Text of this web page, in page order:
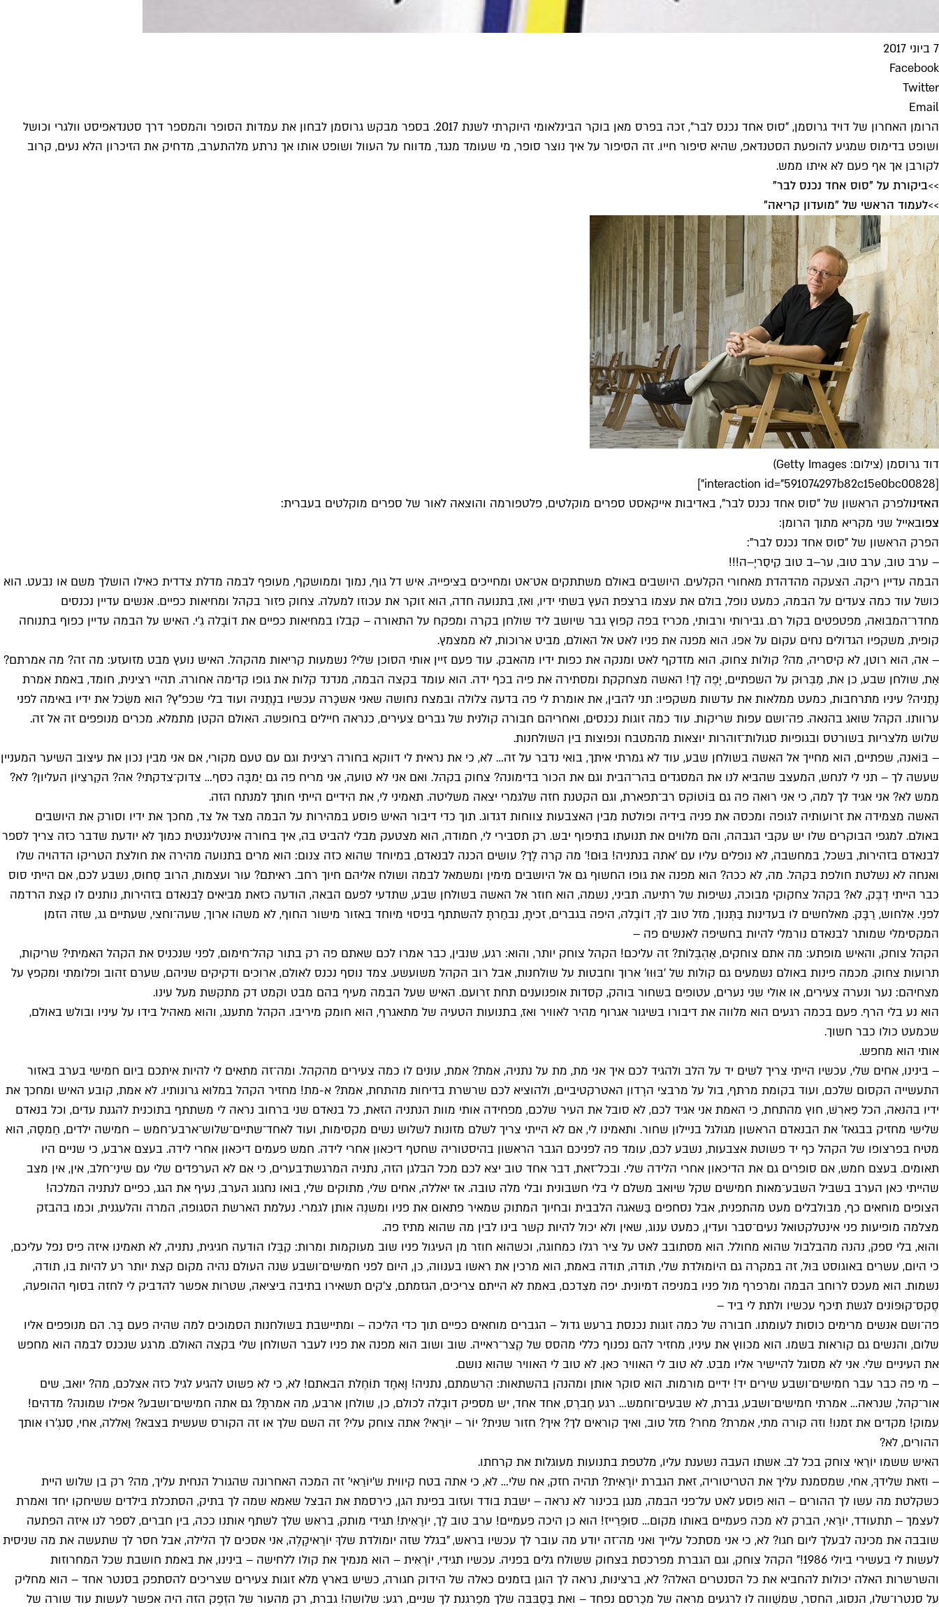
7 ביוני 2017
Facebook
Twitter
Email
הרומן האחרון של דויד גרוסמן, "סוס אחד נכנס לבר", זכה בפרס מאן בוקר הבינלאומי היוקרתי לשנת 2017. בספר מבקש גרוסמן לבחון את עמדות הסופר והמספר דרך סטנדאפיסט וולגרי וכושל
ושופט בדימוס שמגיע להופעת הסטנדאפ, שהיא סיפור חייו. זה הסיפור על איך נוצר סופר, מי שעומד מנגד, מדווח על העוול ושופט אותו אך נרתע מלהתערב, מדחיק את הזיכרון הלא נעים, קרוב
לקורבן אך אף פעם לא איתו ממש.
>>ביקורת על "סוס אחד נכנס לבר"
>
>לעמוד הראשי של "מועדון קריאה"
דוד גרוסמן (צילום: Getty Images)
[interaction id="591074297b82c15e0bc00828"]
האזינולפרק הראשון של "סוס אחד נכנס לבר", באדיבות אייקאסט ספרים מוקלטים, פלטפורמה והוצאה לאור של ספרים מוקלטים בעברית:
צפובאייל שני מקריא מתוך הרומן:
הפרק הראשון של "סוס אחד נכנס לבר":
– ערב טוב, ערב טוב, ער–ב טוב קֵיסַריָ–ה!!!
הבמה עדיין ריקה. הצעקה מהדהדת מאחורי הקלעים. היושבים באולם משתתקים אט־אט ומחייכים בציפייה. איש דל גוף, נמוך וממושקף, מעופף לבמה מדלת צדדית כאילו הושלך משם או נבעט. הוא
כושל עוד כמה צעדים על הבמה, כמעט נופל, בולם את עצמו ברצפת העץ בשתי ידיו, ואז, בתנועה חדה, הוא זוקר את עכוזו למעלה. צחוק פזור בקהל ומחיאות כפיים. אנשים עדיין נכנסים
מחדר־המבואה, מפטפטים בקול רם. גבירותי ורבותי, מכריז בפה קפוץ גבר שיושב ליד שולחן בקרה ומפקח על התאורה – קבלו במחיאות כפיים את דוֹבָלה גִ'י. האיש על הבמה עדיין כפוף בתנוחה
קופית, משקפיו הגדולים נחים עקום על אפו. הוא מפנה את פניו לאט אל האולם, מביט ארוכות, לא ממצמץ.
– אה, הוא רוטן, לא קיסריה, מה? קולות צחוק. הוא מזדקף לאט ומנקה את כפות ידיו מהאבק. עוד פעם זיין אותי הסוכן שלי? נשמעות קריאות מהקהל. האיש נועץ מבט מזועזע: מה זה? מה אמרתם?
אַת, שולחן שבע, כן את, מַבְּרוּק על השפתיים, יָפֶה לָך! האשה מצחקקת ומסתירה את פיה בכף ידה. הוא עומד בקצה הבמה, מנדנד קלות את גופו קדימה אחורה. תהיי רצינית, חומד, באמת אמרת
נָתַניה? עיניו מתרחבות, כמעט ממלאות את עדשות משקפיו: תני להבין, את אומרת לי פה בדעה צלולה ובמצח נחושה שאני אשכָּרה עכשיו בנָתַניה ועוד בלי שכפ"ץ? הוא משַׂכל את ידיו באימה לפני
ערוותו. הקהל שואג בהנאה. פה־ושם עפות שריקות. עוד כמה זוגות נכנסים, ואחריהם חבורה קולנית של גברים צעירים, כנראה חיילים בחופשה. האולם הקטן מתמלא. מכרים מנופפים זה אל זה.
שלוש מלצריות בשורטס ובגופיות סגולות־זוהרות יוצאות מהמטבח ונפוצות בין השולחנות.
– בּוֹאנה, שפתיים, הוא מחייך אל האשה בשולחן שבע, עוד לא גמרתי איתך, בואי נדבר על זה… לא, כי את נראית לי דווקא בחורה רצינית וגם עם טעם מקורי, אם אני מבין נכון את עיצוב השיער המעניין
שעשה לך – תני לי לנחש, המעצב שהביא לנו את המסגדים בהר־הבית וגם את הכור בדימונה? צחוק בקהל. ואם אני לא טועה, אני מריח פה גם יַמבָּה כסף… צדוק־צדקתי? אה? הקַרצִיוֹן העליון? לא?
ממש לא? אני אגיד לך למה, כי אני רואה פה גם בּוֹטוֹקס רב־תפארת, וגם הקטנת חזה שלגמרי יצאה משליטה. תאמיני לי, את הידיים הייתי חותך למנתח הזה.
האשה מצמידה את זרועותיה לגופה ומכסה את פניה בידיה ופולטת מבין האצבעות צווחות דגדוג. תוך כדי דיבור האיש פוסע במהירות על הבמה מצד אל צד, מחכך את ידיו וסורק את היושבים
באולם. למגפי הבוקרים שלו יש עקבי הגבהה, והם מלווים את תנועתו בתיפוף יבש. רק תסבירי לי, חמודה, הוא מצטעק מבלי להביט בה, איך בחורה אינטליגנטית כמוך לא יודעת שדבר כזה צריך לספר
לבנאדם בזהירות, בשכל, במחשבה, לא נופלים עליו עם 'אתה בנתניה! בּוּם!' מה קרה לָך? עושים הכנה לבנאדם, במיוחד שהוא כזה צנום: הוא מרים בתנועה מהירה את חולצת הטריקו הדהויה שלו
ואנחה לא נשלטת חולפת בקהל. מה, לא ככה? הוא מפנה את גופו החשוף גם אל היושבים מימין ומשמאל לבמה ושולח אליהם חיוך רחב. ראיתם? עור ועצמות, הרוב סְחוּס, נשבע לכם, אם הייתי סוס
כבר הייתי דֶבֶק, לא? בקהל צחקוקי מבוכה, נשיפות של רתיעה. תביני, נשמה, הוא חוזר אל האשה בשולחן שבע, שתדעי לפעם הבאה, הודעה כזאת מביאים לַבנאדם בזהירות, נותנים לו קצת הרדמה
לפנֵי. אִלחוש, רַבָּק. מאלחשים לו בעדינות בַּתְּנוך, מזל טוב לךָ, דוֹבָלה, היפה בגברים, זכיתָ, נבחַרתָּ להשתתף בניסוי מיוחד באזור מישור החוף, לא משהו ארוך, שעה־וחצי, שעתיים גג, שזה הזמן
המקסימלי שמותר לבנאדם נורמלי להיות בחשיפה לאנשים פה –
הקהל צוחק, והאיש מופתע: מה אתם צוחקים, אַהְבְּלוֹת? זה עליכם! הקהל צוחק יותר, והוא: רגע, שנבין, כבר אמרו לכם שאתם פה רק בתור קהל־חימום, לפני שנכניס את הקהל האמיתי? שריקות,
תרועות צחוק. מכמה פינות באולם נשמעים גם קולות של 'בּוּוּוּ' ארוך וחבטות על שולחנות, אבל רוב הקהל משועשע. צמד נוסף נכנס לאולם, ארוכים ודקיקים שניהם, שערם זהוב ופלומתי ומקפץ על
מצחיהם: נער ונערה צעירים, או אולי שני נערים, עטופים בשחור בוהק, קסדות אופנוענים תחת זרועם. האיש שעל הבמה מעיף בהם מבט וקמט דק מתקשת מעל עינו.
הוא נע בלי הרף. פעם בכמה רגעים הוא מלווה את דיבורו בשיגור אגרוף מהיר לאוויר ואז, בתנועות הטעיה של מתאגרף, הוא חומק מיריבו. הקהל מתענג, והוא מאהיל בידו על עיניו ובולש באולם,
שכמעט כולו כבר חשוך.
אותי הוא מחפש.
– בינינו, אחים שלי, עכשיו הייתי צריך לשים יד על הלב ולהגיד לכם איך אני מת, מת על נתניה, אמת? אמת, עונים לו כמה צעירים מהקהל. ומה־זה מתאים לי להיות איתכם ביום חמישי בערב באזור
התעשייה הקסום שלכם, ועוד בקומת מרתף, בול על מרבצי הרָדון האטרקטיביים, ולהוציא לכם שרשרת בדיחות מהתחת, אמת? א-מת! מחזיר הקהל במלוא גרונותיו. לא אמת, קובע האיש ומחכך את
ידיו בהנאה, הכל פַארְשׁ, חוץ מהתחת, כי האמת אני אגיד לכם, לא סובל את העיר שלכם, מפחידה אותי מוות הנתניה הזאת, כל בנאדם שני ברחוב נראה לי משתתף בתוכנית להגנת עדים, וכל בנאדם
שלישי מחזיק בבגאז' את הבנאדם הראשון מגולגל בניילון שחור. ותאמינו לי, אם לא הייתי צריך לשלם מזונות לשלוש נשים מקסימות, ועוד לאחד־שתיים־שלוש־ארבע־חמש – חמישה ילדים, חַמסָה, הוא
מטיח בפרצופו של הקהל כף יד פשוטת אצבעות, נשבע לכם, עומד פה לפניכם הגבר הראשון בהיסטוריה שחטף דיכאון אחרי לידה. חמש פעמים דיכאון אחרי לידה. בעצם ארבע, כי שניים היו
תאומים. בעצם חמש, אם סופרים גם את הדיכאון אחרי הלידה שלי. ובכל־זאת, דבר אחד טוב יצא לכם מכל הבלגן הזה, נתניה המרגשת־בערים, כי אִם לא הערפדים שלי עם שינֵי־חלב, אין, אין מצב
שהייתי כאן הערב בשביל השבע־מאות חמישים שקל שיואב משלם לי בלי חשבונית ובלי מלה טובה. אז יאללה, אחים שלי, מתוקים שלי, בואו נחגוג הערב, נעיף את הגג, כפיים לנתניה המלכה!
הצופים מוחאים כף, מבולבלים מעט מהתפנית, אבל נסחפים בַּשאגה הלבבית ובחיוך המתוק שמאיר פתאום את פניו ומשנֶה אותן לגמרי. נעלמת הארשת הסגופה, המרה והלעגנית, וכמו בהבזק
מצלמה מופיעות פני אינטלקטואל נעים־סבר ועדין, כמעט ענוג, שאין ולא יכול להיות קשר בינו לבין מה שהוא מתיז פה.
והוא, בלי ספק, נהנה מהבלבול שהוא מחולל. הוא מסתובב לאט על ציר רגלו כמחוגה, וכשהוא חוזר מן העיגול פניו שוב מעוקמות ומרות: קַבְּלו הודעה חגיגית, נתניה, לא תאמינו איזה פיס נפל עליכם,
כי היום, עשרים באוגוסט בּוּל, זה במקרה גם היוֹמוּלדת שלי, תודה, תודה באמת, הוא מרכין את ראשו בענווה, כן, היום לפני חמישים־ושבע שנה העולם נהיה מקום קצת יותר רע להיות בו, תודה,
נשמות. הוא מעכס לרוחב הבמה ומרפרף מול פניו במניפה דמיונית. יפה מצִדכם, באמת לא הייתם צריכים, הגזמתם, צ'קים תשאירו בתיבה ביציאה, שטרות אפשר להדביק לי לחזה בסוף ההופעה,
סֶקס־קוּפּוֹנים לגשת תיכף עכשיו ולתת לי ביד –
פה־ושם אנשים מרימים כוסות לעומתו. חבורה של כמה זוגות נכנסת ברעש גדול – הגברים מוחאים כפיים תוך כדי הליכה – ומתיישבת בשולחנות הסמוכים למה שהיה פעם בָּר. הם מנופפים אליו
שלום, והנשים גם קוראות בשמו. הוא מכווץ את עיניו, מחזיר להם נפנוף כללי מהסס של קְצר־ראייה. שוב ושוב הוא מפנה את פניו לעבר השולחן שלי בקצה האולם. מרגע שנכנס לבמה הוא מחפש
את העיניים שלי. אני לא מסוגל להיישיר אליו מבט. לא טוב לי האוויר כאן. לא טוב לי האוויר שהוא נושם.
– מי פה כבר עבר חמישים־ושבע שירים יד! ידיים מורמות. הוא סוקר אותן ומהנהן בהשתאות: הִרשמתם, נתניה! וָאחָד תוֹחֶלת הבאתם! לא, כי לא פשוט להגיע לגיל כזה אצלכם, מה? יואב, שים
אור־קהל, שנראה… אמרתי חמישים־ושבע, גברת, לא שבעים־וחמש… רגע חֶברֶס, אחד אחד, יש מספיק דובָלה לכולם, כן, שולחן ארבע, מה אמרתָּ? גם אתה חמישים־ושבע? אפילו שמונה? מדהים!
עמוק! מקדים את זמנו! וזה קורה מתי, אמרת? מחר? מזל טוב, ואיך קוראים לך? איך? חזור שנית? יוֹר – יוֹרַאי? אתה צוחק עלי? זה השם שלך או זה הקורס שעשית בצבא? וַאללה, אחי, סִנגְ'רוּ אותך
ההורים, לא?
האיש ששמו יוֹרַאי צוחק בכל לב. אשתו העבה נשענת עליו, מלטפת בתנועות מעוגלות את קרחתו.
– וזאת שלידךָ, אחי, שמסמנת עליך את הטריטוריה, זאת הגברת יוֹרָאִית? תהיה חזק, אח שלי… לא, כי אתה בטח קיווית ש'יוֹרַאי' זה המכה האחרונה שהגורל הנחית עליך, מה? רק בן שלוש היית
כשקלטת מה עשו לך ההורים – הוא פוסע לאט על־פני הבמה, מנגן בכינור לא נראה – ישבת בודד ועזוב בפינת הגן, כירסמת את הבצל שאמא שמה לך בתיק, הסתכלת בילדים ששיחקו יחד ואמרת
לעצמך – תתעודד, יוֹרַאי, הברק לא מכה פעמיים באותו מקום… סוּפְּרַייז! הוא כן היכה פעמיים! ערב טוב לָך, יוֹרָאִית! תגידי מותק, בראש שלך לשתף אותנו ככה, בין חברים, לספר לנו איזה הפתעה
שובבה את מכינה לבעלך ליום חגו? לא, כי אני מסתכל עלייך ואני מה־זה יודע מה עובר לך עכשיו בראש, "בגלל שזה יומולדת שלךָ יוֹרַאיקָלֶה, אני אסכים לך הלילה, אבל חסר לך שתעשה את מה שניסית
לעשות לי בעשירי ביולי 1986!" הקהל צוחק, וגם הגברת מפרכסת בצחוק ששולח גלים בפניה. עכשיו תגידי, יוֹרָאִית – הוא מנמיך את קולו ללחישה – בינינו, את באמת חושבת שכל המחרוזות
והשרשרות האלה יכולות להחביא את כל הסנטרים האלה? לא, ברצינות, נראה לך הוגן בזמנים כאלה של הידוק חגורה, כשיש בארץ מלא זוגות צעירים שצריכים להסתפק בסנטר אחד – הוא מחליק
על סנטרו־שלו, הנסוג, החסר, שמשַׁווה לו לרגעים מראה של מכַרסם נפחד – ואת בַּסַבּבּה שלך מפַרגנת לך שניים, רגע: שלושה! גברת, רק מהעור של הזֶפֶק הזה היה אפשר לעשות עוד שורה של